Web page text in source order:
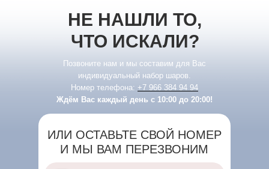
НЕ НАШЛИ ТО,
ЧТО ИСКАЛИ?
Позвоните нам и мы составим для Вас
индивидуальный набор шаров.
Номер телефона: +7 966 384 94 94
Ждём Вас каждый день с 10:00 до 20:00!
ИЛИ ОСТАВЬТЕ СВОЙ НОМЕР
И МЫ ВАМ ПЕРЕЗВОНИМ